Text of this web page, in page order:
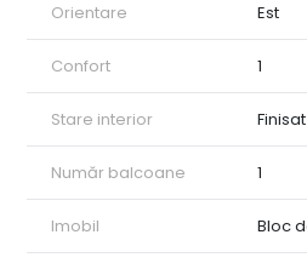
Orientare Est
Confort 1
Stare interior
Număr balcoane 1
Imobil Bloc